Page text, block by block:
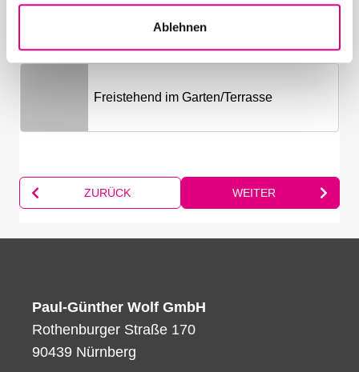
Ablehnen
Paul-Günther Wolf GmbH
Rothenburger Straße 170
90439 Nürnberg